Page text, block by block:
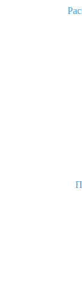
«AliExpress
Как
Что